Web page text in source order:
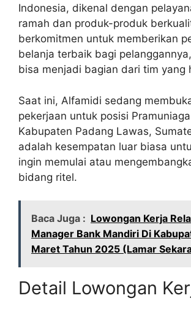
Indonesia, dikenal dengan
ramah dan produk-produk
berkomitmen untuk memberikan
belanja terbaik bagi
bisa menjadi bagian dari tim yang
Saat ini, Alfamidi sedang
pekerjaan untuk posisi
Kabupaten Padang Lawas,
adalah kesempatan luar biasa
ingin memulai atau
bidang ritel.
Baca Juga : Lowongan Kerja
Manager Bank Mandiri Di
Maret Tahun 2025 (Lamar
Detail Lowongan